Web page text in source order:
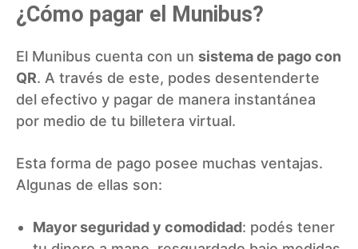
¿Cómo pagar el Munibus?
El Munibus cuenta con un sistema de pago con
QR. A través de este, podes desentenderte
del efectivo y pagar de manera instantánea
por medio de tu billetera virtual.
Esta forma de pago posee muchas ventajas.
Algunas de ellas son:
Mayor seguridad y comodidad: podés tener